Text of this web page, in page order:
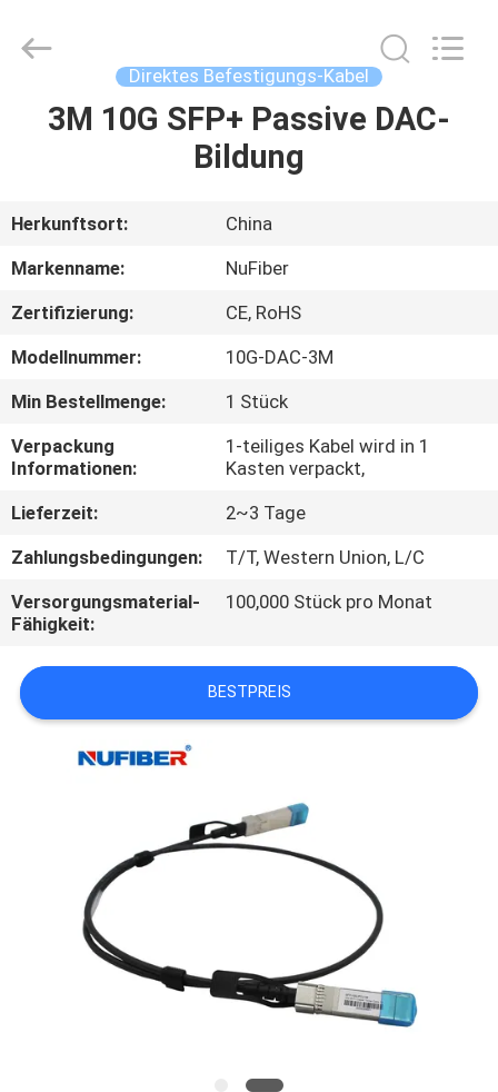
HAUS
ÜBER
UNS
FABRIK-
AUSFLUG
QUALITÄTSKONTROLLE
TRETEN
SIE
MIT
UNS
IN
VERBINDUNG
FORDERN
Co.,Ltd.
Developed
Direktes Befestigungs-Kabel
3M 10G SFP+ Passive DAC-
Bildung
Herkunftsort:
China
Markenname:
NuFiber
Zertifizierung:
CE, RoHS
Modellnummer:
10G-DAC-3M
Min Bestellmenge:
1 Stück
Verpackung
Informationen:
1-teiliges Kabel wird in 1
Kasten verpackt,
Lieferzeit:
2~3 Tage
Zahlungsbedingungen:
T/T, Western Union, L/C
Versorgungsmaterial-
Fähigkeit:
100,000 Stück pro Monat
BESTPREIS